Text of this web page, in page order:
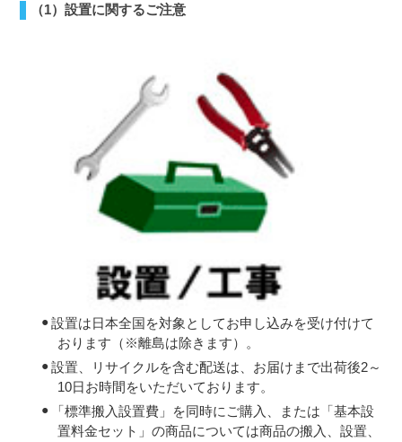
（1）設置に関するご注意
設置は日本全国を対象としてお申し込みを受け付けて
おります（※離島は除きます）。
設置、リサイクルを含む配送は、お届けまで出荷後2～
10日お時間をいただいております。
「標準搬入設置費」を同時にご購入、または「基本設
置料金セット」の商品については商品の搬入、設置、